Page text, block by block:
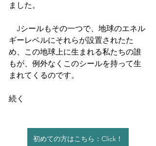
ました。
Jシールもその一つで、地球のエネル
ギーレベルにそれらが設置されたた
め、この地球上に生まれる私たちの誰
もが、例外なくこのシールを持って生
まれてくるのです。
続く
初めての方はこちら：Click！